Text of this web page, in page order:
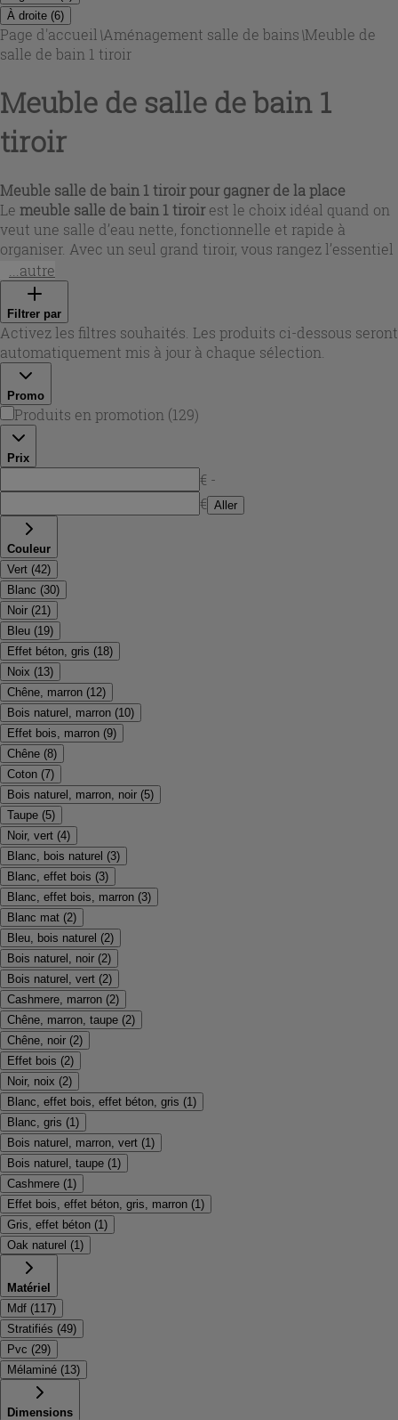
À droite (6)
Page d'accueil \Aménagement salle de bains\Meuble de
salle de bain 1 tiroir
Meuble de salle de bain 1
tiroir
Meuble salle de bain 1 tiroir pour gagner de la place
Le meuble salle de bain 1 tiroirest le choix idéal quand on
veut une salle d’eau nette, fonctionnelle et rapide à
organiser. Avec un seul grand tiroir, vous rangez l’essentiel
(cosmétiques, serviettes, accessoires) en un geste, tout en
gardant un look léger, surtout en version suspendue. Dans
cette sélection
trouverez des solutions compactes pour petites pièces
comme des largeurs plus généreuses, pensées pour
optimiser chaque centimètre sans renoncer au style.
...autre
Filtrer par
Activez les filtres souhaités. Les produits ci-dessous seront
automatiquement mis à jour à chaque sélection.
Promo
Produits en promotion (129)
Prix
€ -
€ Aller
Couleur
Vert (42)
Blanc (30)
Noir (21 )
Bleu (19)
Effet béton, gris (18)
Noix (13)
Chêne, marron (12)
Bois naturel, marron (10)
Effet bois, marron (9)
Chêne (8)
Coton (7)
Bois naturel, marron, noir (5)
Taupe (5)
Noir, vert (4)
Blanc, bois naturel (3)
Blanc, effet bois (3)
Blanc, effet bois, marron (3)
Blanc mat (2)
Bleu, bois naturel (2)
Bois naturel, noir (2)
Bois naturel, vert (2)
Cashmere, marron (2)
Chêne, marron, taupe (2)
Chêne, noir (2)
Effet bois (2)
Noir, noix (2)
Blanc, effet bois, effet béton, gris (1 )
Blanc, gris (1 )
Bois naturel, marron, vert (1 )
Bois naturel, taupe (1 )
Cashmere (1 )
Effet bois, effet béton, gris, marron (1 )
Gris, effet béton (1 )
Oak naturel (1 )
Matériel
Mdf (117)
Stratifiés (49)
Pvc (29)
Mélaminé (13)
Dimensions